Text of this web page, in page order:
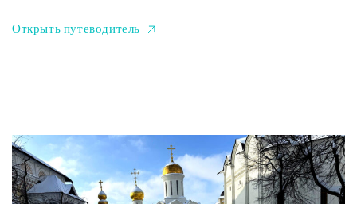
Открыть путеводитель